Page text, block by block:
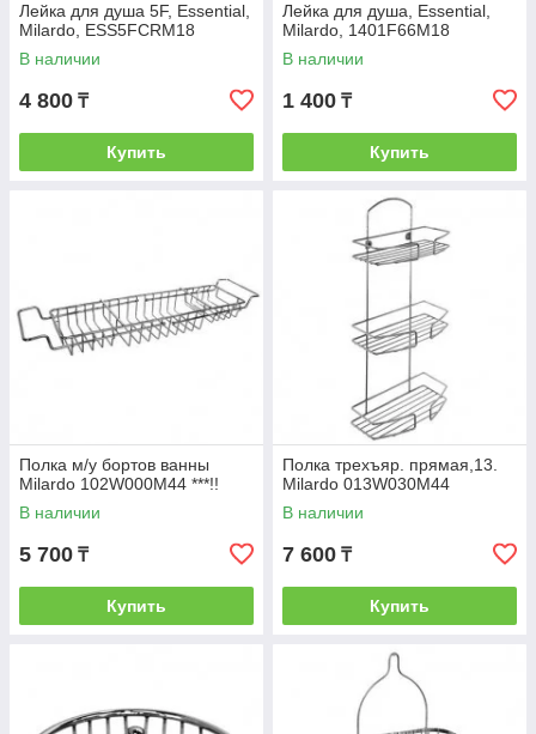
Лейка для душа 5F, Essential,
Milardo, ESS5FCRM18
В наличии
4 800 ₸
Купить
Лейка для душа, Essential,
Milardo, 1401F66M18
В наличии
1 400 ₸
Купить
Полка м/у бортов ванны
Milardo 102W000M44 ***!!
В наличии
5 700 ₸
Купить
Полка трехъяр. прямая,13.
Milardo 013W030M44
В наличии
7 600 ₸
Купить